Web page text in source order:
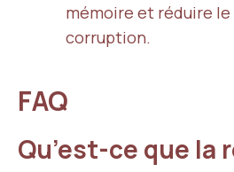
mémoire et réduire le
corruption.
FAQ
Qu’est-ce que la